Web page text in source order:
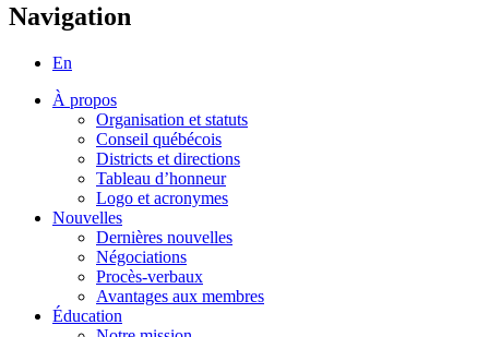
Navigation
En
À propos
Organisation et statuts
Conseil québécois
Districts et directions
Tableau d’honneur
Logo et acronymes
Nouvelles
Dernières nouvelles
Négociations
Procès-verbaux
Avantages aux membres
Éducation